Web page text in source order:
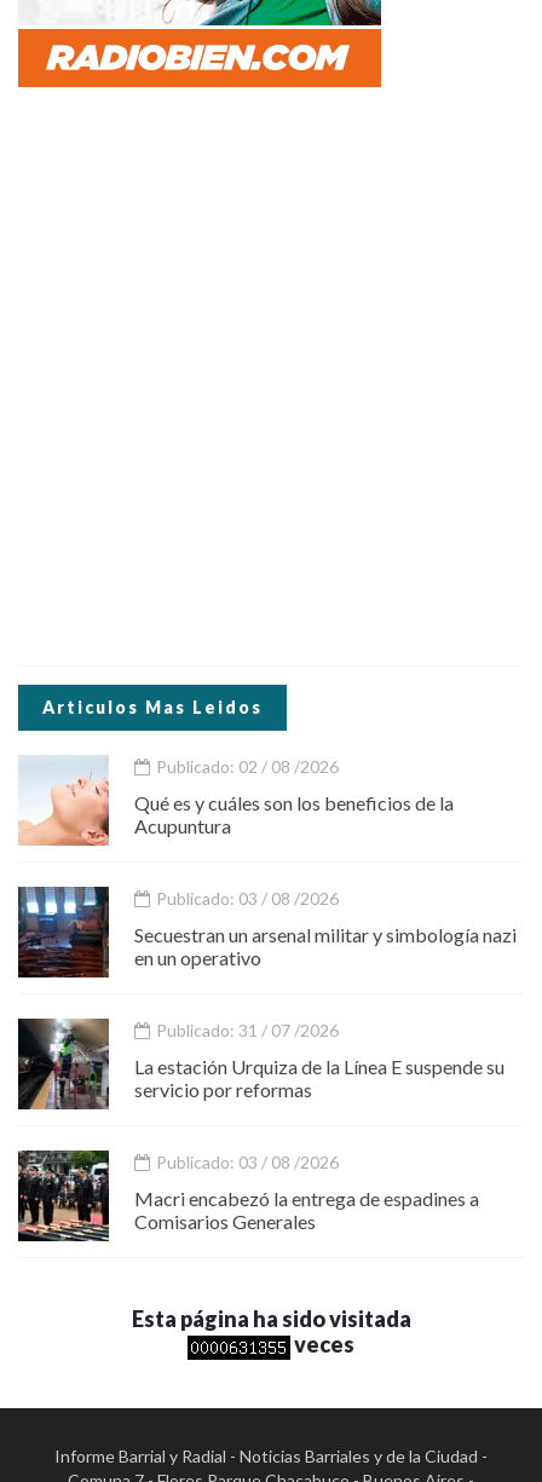
Articulos Mas Leidos
Publicado: 02 / 08 /2026
Qué es y cuáles son los beneficios de la
Acupuntura
Publicado: 03 / 08 /2026
Secuestran un arsenal militar y simbología nazi
en un operativo
Publicado: 31 / 07 /2026
La estación Urquiza de la Línea E suspende su
servicio por reformas
Publicado: 03 / 08 /2026
Macri encabezó la entrega de espadines a
Comisarios Generales
Esta página ha sido visitada
veces
Informe Barrial y Radial - Noticias Barriales y de la Ciudad -